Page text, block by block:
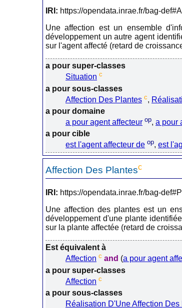
IRI: https://opendata.inrae.fr/bag-
Une affection est un ensemble
développement un autre agent
sur l'agent affecté (retard de
a pour super-classes
Situation c
a pour sous-classes
Affection Des Plantes c,
a pour domaine
a pour agent affecteur op, a pour
a pour cible
est l'agent affecteur de op, est
Affection Des Plantesc
IRI: https://opendata.inrae.fr/bag-
Une affection des plantes est un
développement d'une plante
sur la plante affectée (retard de
Est équivalent à
Affection c and (a pour agent
a pour super-classes
Affection c
a pour sous-classes
Réalisation D'Une Affection Des